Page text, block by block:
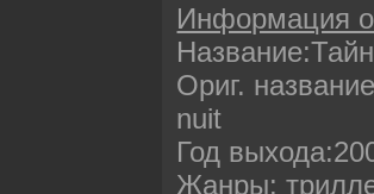
Информация
Ориг.
nuit
Год
Жанры: